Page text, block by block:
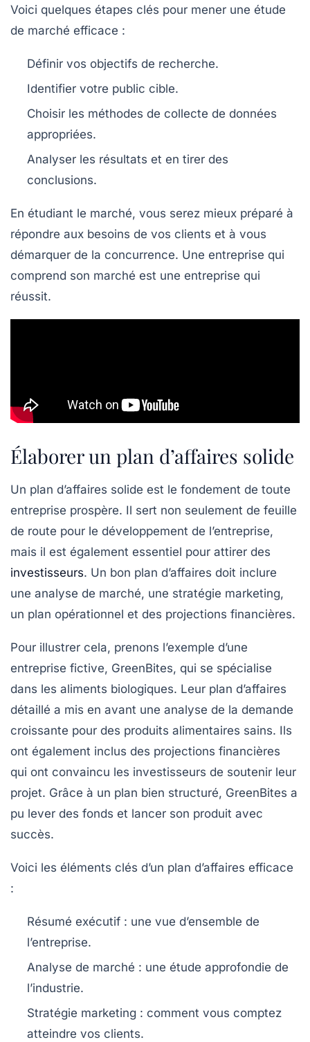
Voici quelques étapes clés pour mener une étude
de marché efficace :
Définir vos objectifs de recherche.
Identifier votre public cible.
Choisir les méthodes de collecte de données
appropriées.
Analyser les résultats et en tirer des
conclusions.
En étudiant le marché, vous serez mieux préparé à
répondre aux besoins de vos clients et à vous
démarquer de la concurrence. Une entreprise qui
comprend son marché est une entreprise qui
réussit.
Élaborer un plan d’affaires solide
Un plan d’affaires solide est le fondement de toute
entreprise prospère. Il sert non seulement de feuille
de route pour le développement de l’entreprise,
mais il est également essentiel pour attirer des
investisseurs. Un bon plan d’affaires doit inclure
une analyse de marché, une stratégie marketing,
un plan opérationnel et des projections financières.
Pour illustrer cela, prenons l’exemple d’une
entreprise fictive, GreenBites, qui se spécialise
dans les aliments biologiques. Leur plan d’affaires
détaillé a mis en avant une analyse de la demande
croissante pour des produits alimentaires sains. Ils
ont également inclus des projections financières
qui ont convaincu les investisseurs de soutenir leur
projet. Grâce à un plan bien structuré, GreenBites a
pu lever des fonds et lancer son produit avec
succès.
Voici les éléments clés d’un plan d’affaires efficace
:
Résumé exécutif : une vue d’ensemble de
l’entreprise.
Analyse de marché : une étude approfondie de
l’industrie.
Stratégie marketing : comment vous comptez
atteindre vos clients.